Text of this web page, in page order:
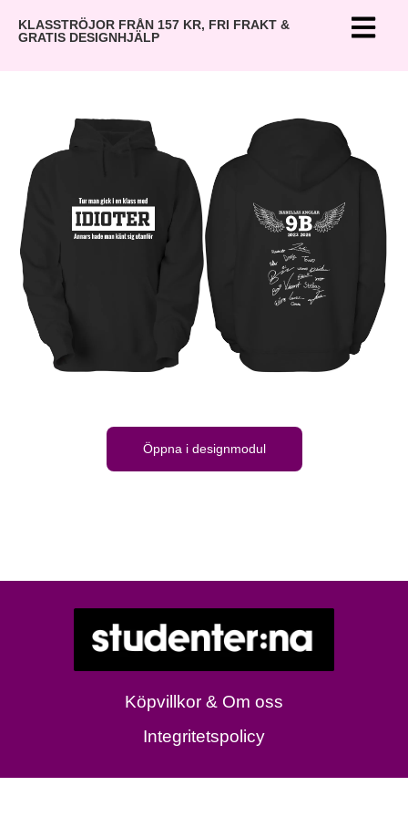
KLASSTRÖJOR FRÅN 157 KR, FRI FRAKT &
GRATIS DESIGNHJÄLP
Öppna i designmodul
Köpvillkor & Om oss
Integritetspolicy